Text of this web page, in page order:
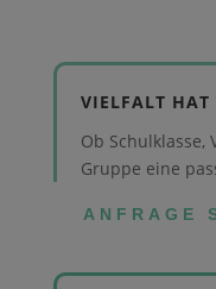
VIELFALT HAT
Ob Schulklasse,
Gruppe eine
ANFRAGE